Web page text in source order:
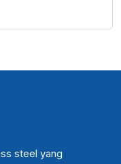
steel yang